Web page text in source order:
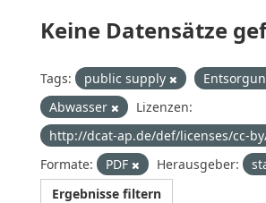
Keine Datensätze
Tags: public supply
Abwasser
Lizenzen:
http://dcat-ap.de/def/licenses/cc-
Formate:
PDF Herausgeber:
Ergebnisse filtern